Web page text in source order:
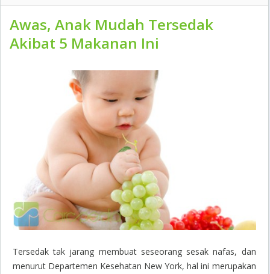
Awas, Anak Mudah Tersedak
Akibat 5 Makanan Ini
Tersedak tak jarang membuat seseorang sesak nafas, dan
menurut Departemen Kesehatan New York, hal ini merupakan